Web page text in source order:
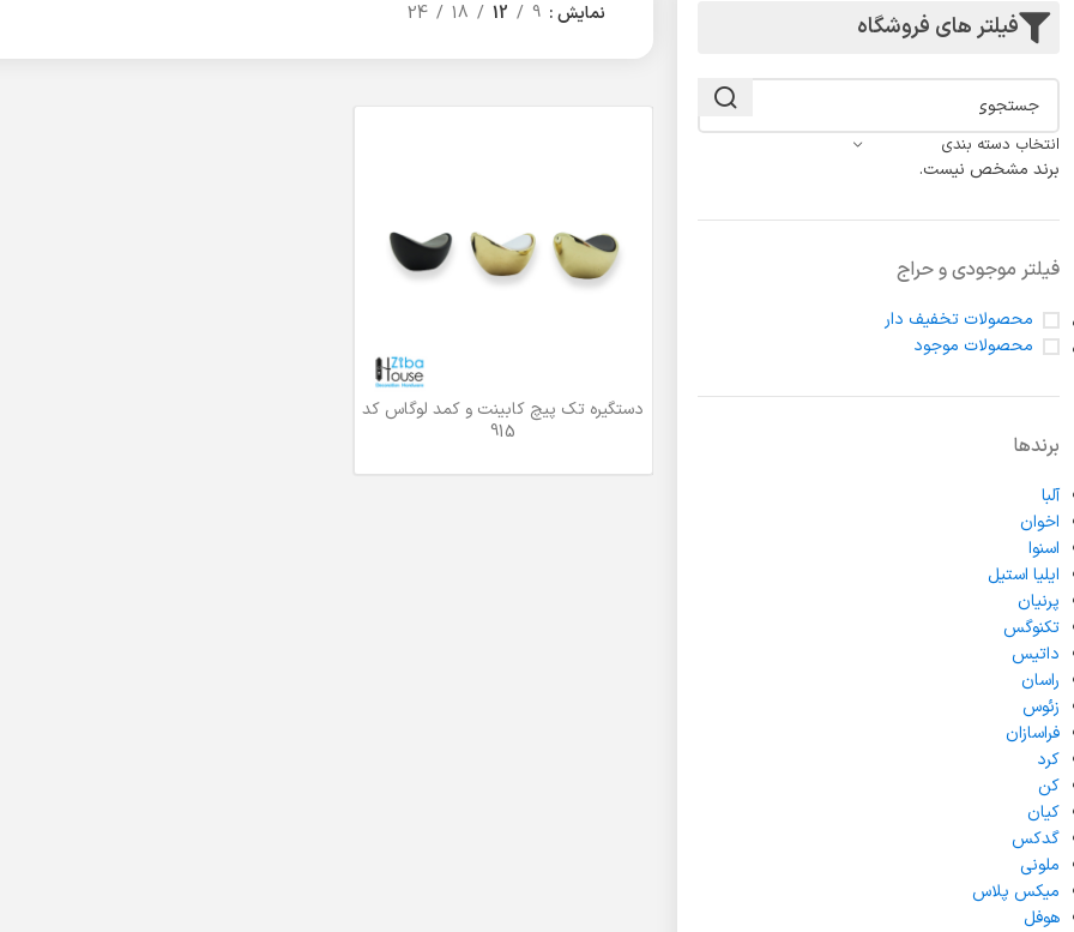
فیلتر های فروشگاه
انتخاب دسته بندی
برند مشخص نیست.
فیلتر موجودی و حراج
محصولات تخفیف دار
محصولات موجود
برندها
آلبا
اخوان
اسنوا
ایلیا استیل
پرنیان
تکنوگس
داتیس
راسان
زئوس
فراسازان
کرد
کن
کیان
گدکس
ملونی
میکس پلاس
هوفل
نمایش 9
12
18
24
اطلاعات بیشتر
دستگیره تک پیچ کابینت و کمد لوگاس کد
915